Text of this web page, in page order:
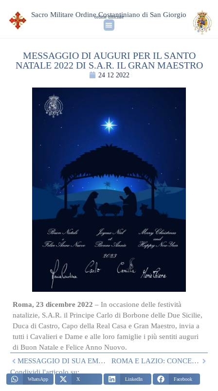
Sacro Militare Ordine Costantiniano di San Giorgio
ordine ufficiale
MESSAGGIO DI AUGURI PER IL SANTO
NATALE 2022 DI S.A.R. IL GRAN MAESTRO
24 12 2022
Roma, 23 dicembre 2022 – In occasione delle festività
natalizie, S.A.R. il Principe Carlo di Borbone delle Due Sicilie,
Duca di Castro, Capo della Real Casa e Gran Maestro, invia a
tutti i Cavalieri e Dame e alle loro famiglie i più sentiti auguri
di Buon Natale e Felice Anno Nuovo.
MESSAGGIO DI SUA EMINENZA IL GRAN PRIORE PER IL SANTO NATALE 2022
ROMA E LAZIO: CONCERTO PER IL SANTO NATALE 2022
Condividi l'articolo su:
WhatsApp X LinkedIn Facebook